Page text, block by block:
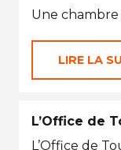
Une
LIRE LA
L’Office de
L’Office de